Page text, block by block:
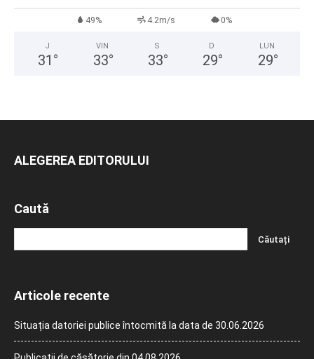
49% 4.2m/s 0%
J
31 °
VIN
33°
S
33°
D
29°
LUN
29°
ALEGEREA EDITORULUI
Caută
Articole recente
Situația datoriei publice întocmită la data de 30.06.2026